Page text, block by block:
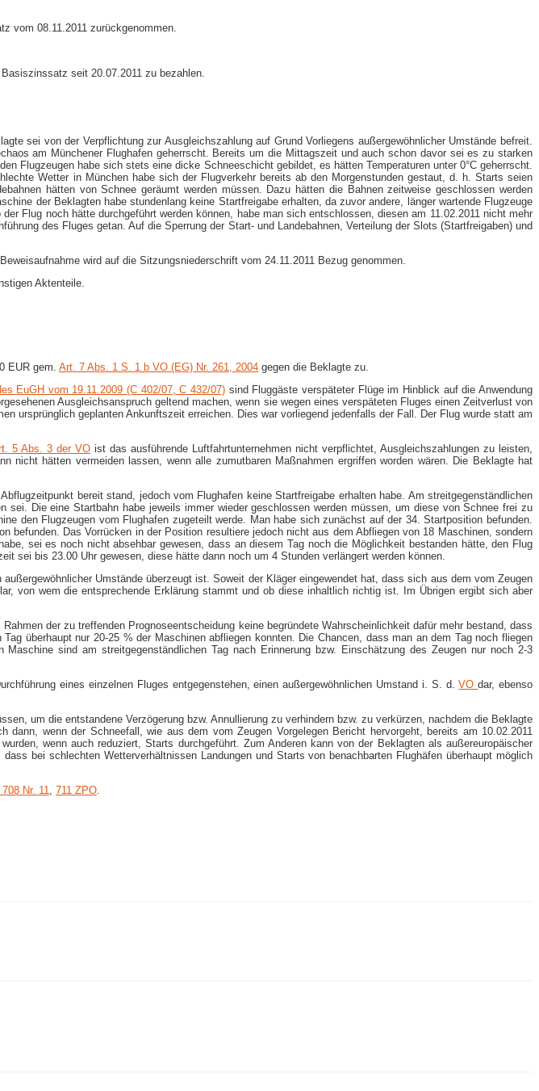
vom 08.11.2011 zurückgenommen.
seit 20.07.2011 zu bezahlen.
sei von der Verpflichtung zur Ausgleichszahlung auf Grund Vorliegens außergewöhnlicher Umstände befreit.
am Münchener Flughafen geherrscht. Bereits um die Mittagszeit und auch schon davor sei es zu starken
Flugzeugen habe sich stets eine dicke Schneeschicht gebildet, es hätten Temperaturen unter 0°C geherrscht.
Wetter in München habe sich der Flugverkehr bereits ab den Morgenstunden gestaut, d. h. Starts seien
hätten von Schnee geräumt werden müssen. Dazu hätten die Bahnen zeitweise geschlossen werden
der Beklagten habe stundenlang keine Startfreigabe erhalten, da zuvor andere, länger wartende Flugzeuge
Flug noch hätte durchgeführt werden können, habe man sich entschlossen, diesen am 11.02.2011 nicht mehr
des Fluges getan. Auf die Sperrung der Start- und Landebahnen, Verteilung der Slots (Startfreigaben) und
wird auf die Sitzungsniederschrift vom 24.11.2011 Bezug genommen.
Aktenteile.
EUR gem. Art. 7 Abs. 1 S. 1 b VO (EG) Nr. 261, 2004 gegen die Beklagte zu.
EuGH vom 19.11.2009 (C 402/07, C 432/07) sind Fluggäste verspäteter Flüge im Hinblick auf die Anwendung
Ausgleichsanspruch geltend machen, wenn sie wegen eines verspäteten Fluges einen Zeitverlust von
ursprünglich geplanten Ankunftszeit erreichen. Dies war vorliegend jedenfalls der Fall. Der Flug wurde statt am
5 Abs. 3 der VO ist das ausführende Luftfahrtunternehmen nicht verpflichtet, Ausgleichszahlungen zu leisten,
hätten vermeiden lassen, wenn alle zumutbaren Maßnahmen ergriffen worden wären. Die Beklagte hat
bereit stand, jedoch vom Flughafen keine Startfreigabe erhalten habe. Am streitgegenständlichen
Die eine Startbahn habe jeweils immer wieder geschlossen werden müssen, um diese von Schnee frei zu
den Flugzeugen vom Flughafen zugeteilt werde. Man habe sich zunächst auf der 34. Startposition befunden.
Das Vorrücken in der Position resultiere jedoch nicht aus dem Abfliegen von 18 Maschinen, sondern
sei es noch nicht absehbar gewesen, dass an diesem Tag noch die Möglichkeit bestanden hätte, den Flug
sei bis 23.00 Uhr gewesen, diese hätte dann noch um 4 Stunden verlängert werden können.
Umstände überzeugt ist. Soweit der Kläger eingewendet hat, dass sich aus dem vom Zeugen
von wem die entsprechende Erklärung stammt und ob diese inhaltlich richtig ist. Im Übrigen ergibt sich aber
der zu treffenden Prognoseentscheidung keine begründete Wahrscheinlichkeit dafür mehr bestand, dass
überhaupt nur 20-25 % der Maschinen abfliegen konnten. Die Chancen, dass man an dem Tag noch fliegen
sind am streitgegenständlichen Tag nach Erinnerung bzw. Einschätzung des Zeugen nur noch 2-3
eines einzelnen Fluges entgegenstehen, einen außergewöhnlichen Umstand i. S. d.VOdar, ebenso
um die entstandene Verzögerung bzw. Annullierung zu verhindern bzw. zu verkürzen, nachdem die Beklagte
wenn der Schneefall, wie aus dem vom Zeugen Vorgelegen Bericht hervorgeht, bereits am 10.02.2011
wenn auch reduziert, Starts durchgeführt. Zum Anderen kann von der Beklagten als außereuropäischer
bei schlechten Wetterverhältnissen Landungen und Starts von benachbarten Flughäfen überhaupt möglich
708 Nr. 11 711 ZPO